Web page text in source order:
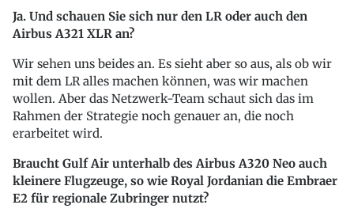
Ja. Und schauen Sie sich nur den LR oder auch den
Airbus A321 XLR an?
Wir sehen uns beides an. Es sieht aber so aus, als ob wir
mit dem LR alles machen können, was wir machen
wollen. Aber das Netzwerk-Team schaut sich das im
Rahmen der Strategie noch genauer an, die noch
erarbeitet wird.
Braucht Gulf Air unterhalb des Airbus A320 Neo auch
kleinere Flugzeuge, so wie Royal Jordanian die Embraer
E2 für regionale Zubringer nutzt?